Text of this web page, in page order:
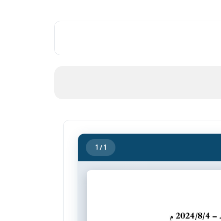
1 / 1